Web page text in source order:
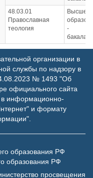
48.03.01
Православная
теология
Высшее
-
организации в
службы по надзору в
№ 1493 "Об
официального сайта
в информационно-
и формату
образования РФ
просвещения